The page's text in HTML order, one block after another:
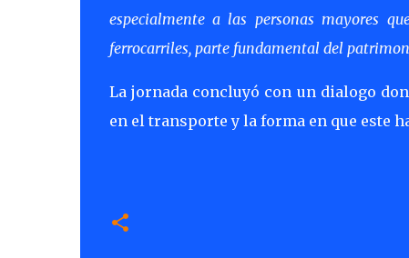
especialmente a las personas mayores
ferrocarriles, parte fundamental del
La jornada concluyó con un dialogo
en el transporte y la forma en que este